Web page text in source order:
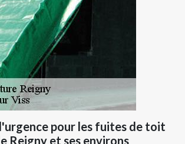
pour les fuites de toit
Reigny et ses environs